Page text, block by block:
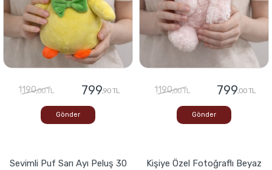
1190,00 TL 799,90 TL
Gönder
1190,00 TL 799,00 TL
Gönder
Sevimli Puf Sarı Ayı Peluş 30
Kişiye Özel Fotoğraflı Beyaz